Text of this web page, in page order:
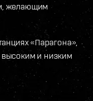
желающим
«Парагона»,
высоким и низким